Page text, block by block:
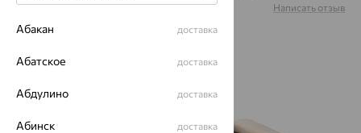
Артикул:01К0115034S Написать отзыв
Абакан доставка
Абатское доставка
Абдулино доставка
Абинск доставка